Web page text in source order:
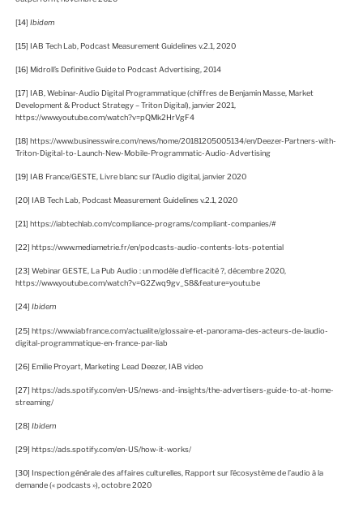
[14] Ibidem
[15] IAB Tech Lab, Podcast Measurement Guidelines v.2.1, 2020
[16] Midroll’s Definitive Guide to Podcast Advertising, 2014
[17] IAB, Webinar-Audio Digital Programmatique (chiffres de Benjamin Masse, Market
Development & Product Strategy – Triton Digital), janvier 2021,
https://www.youtube.com/watch?v=pQMk2HrVgF4
[18] https://www.businesswire.com/news/home/20181205005134/en/Deezer-Partners-with-
Triton-Digital-to-Launch-New-Mobile-Programmatic-Audio-Advertising
[19] IAB France/GESTE, Livre blanc sur l’Audio digital, janvier 2020
[20] IAB Tech Lab, Podcast Measurement Guidelines v.2.1, 2020
[21] https://iabtechlab.com/compliance-programs/compliant-companies/#
[22] https://www.mediametrie.fr/en/podcasts-audio-contents-lots-potential
[23] Webinar GESTE, La Pub Audio : un modèle d’efficacité ?, décembre 2020,
https://www.youtube.com/watch?v=G2Zwq9gv_S8&feature=youtu.be
[24] Ibidem
[25] https://www.iabfrance.com/actualite/glossaire-et-panorama-des-acteurs-de-laudio-
digital-programmatique-en-france-par-liab
[26] Emilie Proyart, Marketing Lead Deezer, IAB video
[27] https://ads.spotify.com/en-US/news-and-insights/the-advertisers-guide-to-at-home-
streaming/
[28] Ibidem
[29] https://ads.spotify.com/en-US/how-it-works/
[30] Inspection générale des affaires culturelles, Rapport sur l’écosystème de l’audio à la
demande (« podcasts »), octobre 2020